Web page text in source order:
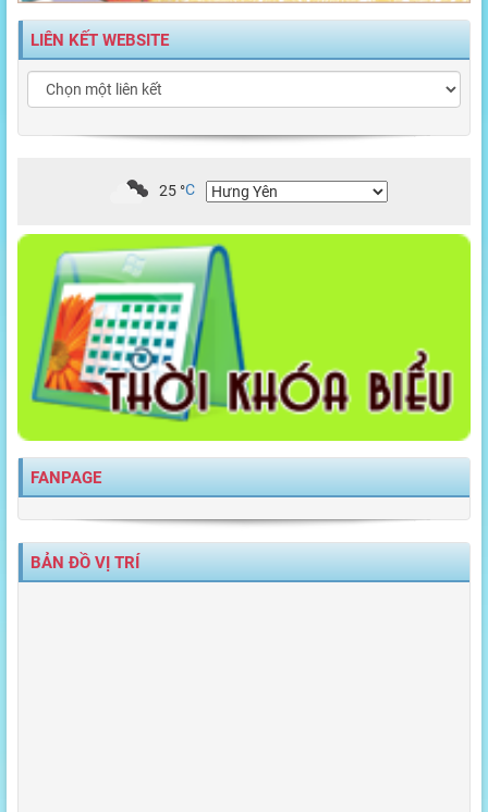
LIÊN KẾT WEBSITE
25°C
FANPAGE
BẢN ĐỒ VỊ TRÍ